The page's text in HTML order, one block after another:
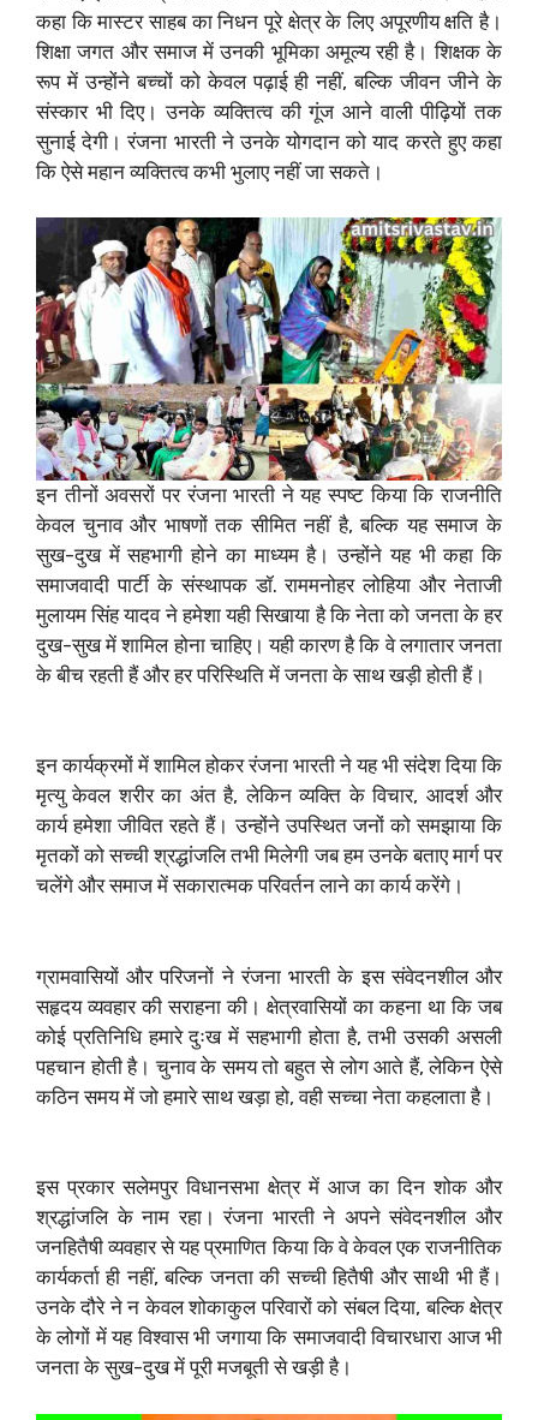
कहा कि मास्टर साहब का निधन पूरे क्षेत्र के लिए अपूरणीय क्षति है।
शिक्षा जगत और समाज में उनकी भूमिका अमूल्य रही है। शिक्षक के
रूप में उन्होंने बच्चों को केवल पढ़ाई ही नहीं, बल्कि जीवन जीने के
संस्कार भी दिए। उनके व्यक्तित्व की गूंज आने वाली पीढ़ियों तक
सुनाई देगी। रंजना भारती ने उनके योगदान को याद करते हुए कहा
कि ऐसे महान व्यक्तित्व कभी भुलाए नहीं जा सकते।
इन तीनों अवसरों पर रंजना भारती ने यह स्पष्ट किया कि राजनीति
केवल चुनाव और भाषणों तक सीमित नहीं है, बल्कि यह समाज के
सुख-दुख में सहभागी होने का माध्यम है। उन्होंने यह भी कहा कि
समाजवादी पार्टी के संस्थापक डॉ. राममनोहर लोहिया और नेताजी
मुलायम सिंह यादव ने हमेशा यही सिखाया है कि नेता को जनता के हर
दुख-सुख में शामिल होना चाहिए। यही कारण है कि वे लगातार जनता
के बीच रहती हैं और हर परिस्थिति में जनता के साथ खड़ी होती हैं।
इन कार्यक्रमों में शामिल होकर रंजना भारती ने यह भी संदेश दिया कि
मृत्यु केवल शरीर का अंत है, लेकिन व्यक्ति के विचार, आदर्श और
कार्य हमेशा जीवित रहते हैं। उन्होंने उपस्थित जनों को समझाया कि
मृतकों को सच्ची श्रद्धांजलि तभी मिलेगी जब हम उनके बताए मार्ग पर
चलेंगे और समाज में सकारात्मक परिवर्तन लाने का कार्य करेंगे।
ग्रामवासियों और परिजनों ने रंजना भारती के इस संवेदनशील और
सहृदय व्यवहार की सराहना की। क्षेत्रवासियों का कहना था कि जब
कोई प्रतिनिधि हमारे दुःख में सहभागी होता है, तभी उसकी असली
पहचान होती है। चुनाव के समय तो बहुत से लोग आते हैं, लेकिन ऐसे
कठिन समय में जो हमारे साथ खड़ा हो, वही सच्चा नेता कहलाता है।
इस प्रकार सलेमपुर विधानसभा क्षेत्र में आज का दिन शोक और
श्रद्धांजलि के नाम रहा। रंजना भारती ने अपने संवेदनशील और
जनहितैषी व्यवहार से यह प्रमाणित किया कि वे केवल एक राजनीतिक
कार्यकर्ता ही नहीं, बल्कि जनता की सच्ची हितैषी और साथी भी हैं।
उनके दौरे ने न केवल शोकाकुल परिवारों को संबल दिया, बल्कि क्षेत्र
के लोगों में यह विश्वास भी जगाया कि समाजवादी विचारधारा आज भी
जनता के सुख-दुख में पूरी मजबूती से खड़ी है।